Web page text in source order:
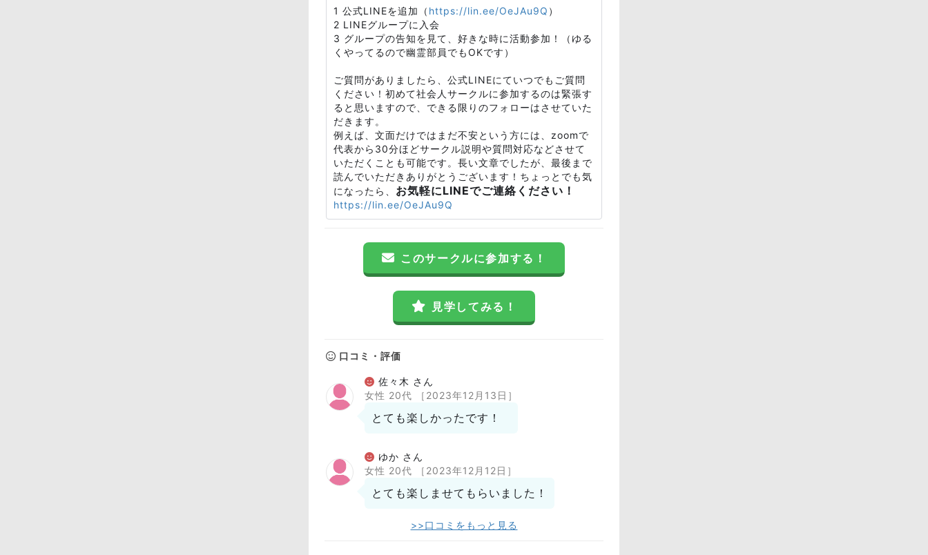
1 公式LINEを追加（ https://lin.ee/OeJAu9Q ）
2 LINEグループに入会
3 グループの告知を見て、好きな時に活動参加！（ゆる
くやってるので幽霊部員でもOKです）
ご質問がありましたら、公式LINEにていつでもご質問
ください！初めて社会人サークルに参加するのは緊張す
ると思いますので、できる限りのフォローはさせていた
だきます。
例えば、文面だけではまだ不安という方には、zoomで
代表から30分ほどサークル説明や質問対応などさせて
いただくことも可能です。長い文章でしたが、最後まで
読んでいただきありがとうございます！ちょっとでも気
になったら、 お気軽にLINEでご連絡ください！
https://lin.ee/OeJAu9Q
このサークルに参加する！
見学してみる！
口コミ・評価
佐々木 さん
女性 20代
［2023年12月13日］
とても楽しかったです！
ゆか さん
女性 20代
［2023年12月12日］
とても楽しませてもらいました！
>>口コミをもっと見る